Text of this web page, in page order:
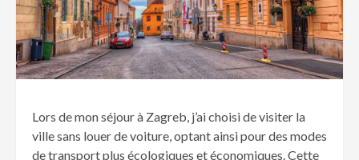
Lors de mon séjour à Zagreb, j’ai choisi de visiter la
ville sans louer de voiture, optant ainsi pour des modes
de transport plus écologiques et économiques. Cette